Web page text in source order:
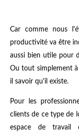
Car comme nous
productivité va être
aussi bien utile pour
Ou tout simplement
il savoir qu'il existe.
Pour les
clients de ce type de
espace de travail